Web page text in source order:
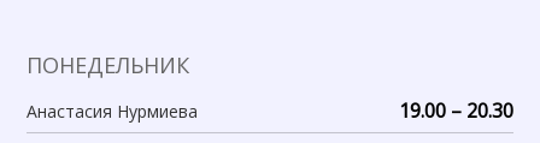
ПОНЕДЕЛЬНИК
Анастасия Нурмиева 19.00 – 20.30